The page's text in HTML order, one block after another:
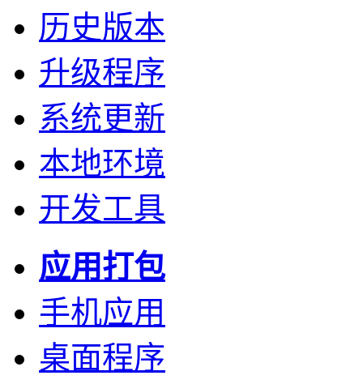
历史版本
升级程序
系统更新
本地环境
开发工具
应用打包
手机应用
桌面程序